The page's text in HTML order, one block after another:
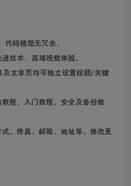
码精简无冗余。
技术，高端视觉体验。
文章页均可独立设置标题/关键
程、入门教程、安全及备份教
、传真、邮箱、地址等，修改更